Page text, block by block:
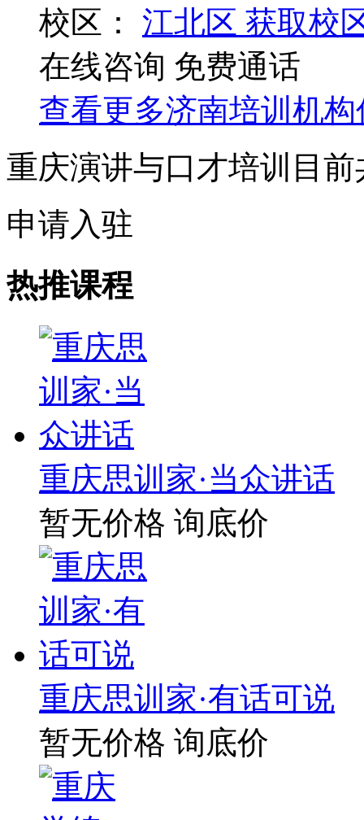
校区： 江北区 获取校
在线咨询 免费通话
查看更多济南培训机构
重庆演讲与口才培训目
申请入驻
热推课程
重庆思训家·当众讲话
暂无价格 询底价
重庆思训家·有话可说
暂无价格 询底价